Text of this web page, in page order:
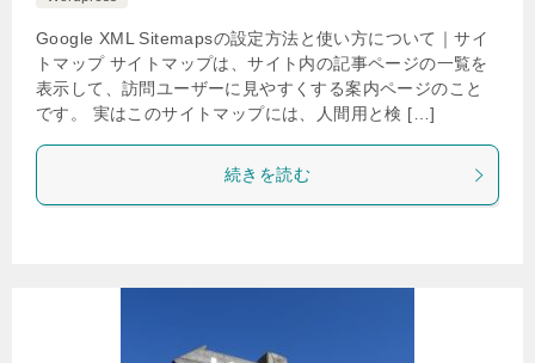
Google XML Sitemapsの設定方法と使い方について｜サイ
トマップ サイトマップは、サイト内の記事ページの一覧を
表示して、訪問ユーザーに見やすくする案内ページのこと
です。 実はこのサイトマップには、人間用と検 […]
続きを読む